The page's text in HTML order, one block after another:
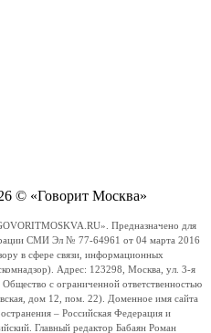
© «Говорит Москва»
Предназначено для
СМИ Эл № 77-64961 от 04 марта 2016
в сфере связи, информационных
Адрес: 123298, Москва, ул. 3-я
с ограниченной ответственностью
дом 12, пом. 22). Доменное имя сайта
– Российская Федерация и
Главный редактор Бабаян Роман